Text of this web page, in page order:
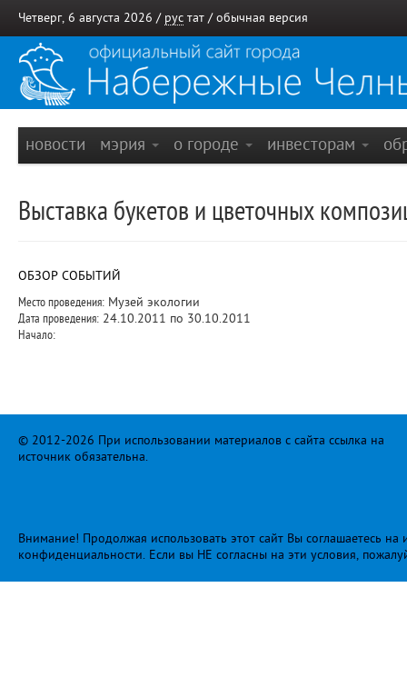
Четверг, 6 августа 2026 / рус тат / обычная версия
новости мэрия о городе инвесторам
Выставка букетов и цветочных
ОБЗОР СОБЫТИЙ
Место проведения: Музей экологии
Дата проведения: 24.10.2011 по 30.10.2011
Начало:
© 2012-2026 При использовании материалов с сайта ссылка на
источник обязательна.
Внимание! Продолжая использовать этот сайт Вы соглашаетесь
конфиденциальности. Если вы НЕ согласны на эти условия,